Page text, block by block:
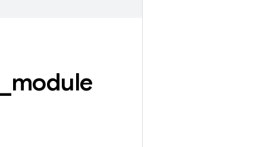
module